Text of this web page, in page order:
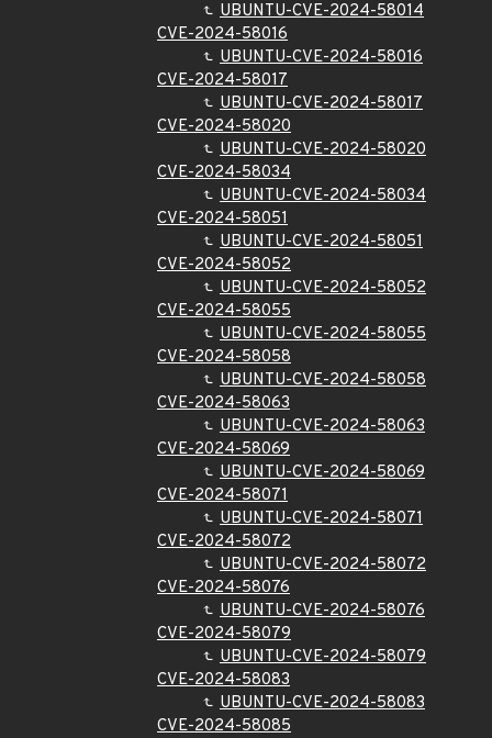
UBUNTU-CVE-2024-58014
CVE-2024-58016
UBUNTU-CVE-2024-58016
CVE-2024-58017
UBUNTU-CVE-2024-58017
CVE-2024-58020
UBUNTU-CVE-2024-58020
CVE-2024-58034
UBUNTU-CVE-2024-58034
CVE-2024-58051
UBUNTU-CVE-2024-58051
CVE-2024-58052
UBUNTU-CVE-2024-58052
CVE-2024-58055
UBUNTU-CVE-2024-58055
CVE-2024-58058
UBUNTU-CVE-2024-58058
CVE-2024-58063
UBUNTU-CVE-2024-58063
CVE-2024-58069
UBUNTU-CVE-2024-58069
CVE-2024-58071
UBUNTU-CVE-2024-58071
CVE-2024-58072
UBUNTU-CVE-2024-58072
CVE-2024-58076
UBUNTU-CVE-2024-58076
CVE-2024-58079
UBUNTU-CVE-2024-58079
CVE-2024-58083
UBUNTU-CVE-2024-58083
CVE-2024-58085